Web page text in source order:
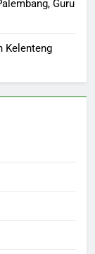
Guru
Kelenteng